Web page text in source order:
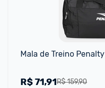
Mala de Treino Penalty
R$ 159,90
R$71,91